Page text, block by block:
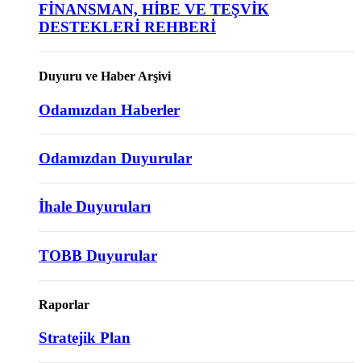
FİNANSMAN, HİBE VE TEŞVİK
DESTEKLERİ REHBERİ
Duyuru ve Haber Arşivi
Odamızdan Haberler
Odamızdan Duyurular
İhale Duyuruları
TOBB Duyurular
Raporlar
Stratejik Plan